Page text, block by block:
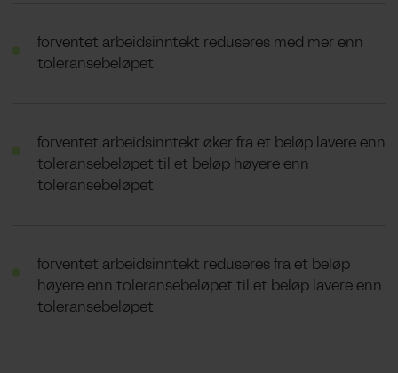
forventet arbeidsinntekt reduseres med mer enn
toleransebeløpet
forventet arbeidsinntekt øker fra et beløp lavere enn
toleransebeløpet til et beløp høyere enn
toleransebeløpet
forventet arbeidsinntekt reduseres fra et beløp
høyere enn toleransebeløpet til et beløp lavere enn
toleransebeløpet